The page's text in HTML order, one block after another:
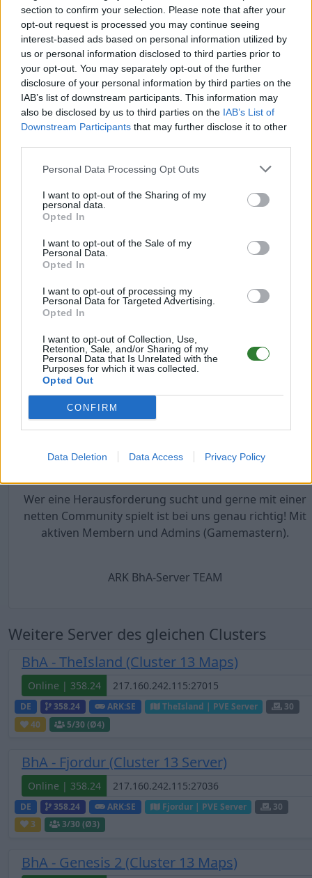
section to confirm your selection. Please note that after your
opt-out request is processed you may continue seeing
interest-based ads based on personal information utilized by
us or personal information disclosed to third parties prior to
your opt-out. You may separately opt-out of the further
disclosure of your personal information by third parties on the
IAB’s list of downstream participants. This information may
also be disclosed by us to third parties on the IAB’s List of
Downstream Participants that may further disclose it to other
Personal Data Processing Opt Outs
I want to opt-out of the Sharing of my
personal data.
Opted In
I want to opt-out of the Sale of my
Personal Data.
Opted In
I want to opt-out of processing my
Personal Data for Targeted Advertising.
Opted In
I want to opt-out of Collection, Use,
Retention, Sale, and/or Sharing of my
Personal Data that Is Unrelated with the
Purposes for which it was collected.
Opted Out
CONFIRM
Data Deletion Data Access Privacy Policy
Valguero
Genesis
Genesis2
Lost Island
Crystal Island
Fjordur
The Volvano
Website. Durch Events werden diese immer wieder
ware.de
Auch weitere Info´s findet ihr dort (Regeln, Mod´s etc.)
Oder schaut im TS vorbei, dort gibt es auch alle Infos
Hier werden keinerlei Anpassungen vorgenommen,
Ihr könnt zwischen allen Maps hin- und herreisen
ohne Einschränkungen!
Hier unsere TS3 Zugangsdaten:
Passwort: avalon
Wer eine Herausforderung sucht und gerne mit einer
netten Community spielt ist bei uns genau richtig! Mit
aktiven Membern und Admins (Gamemastern).
ARK BhA-Server TEAM
Weitere Server des gleichen Clusters
BhA - TheIsland (Cluster 13 Maps)
Online | 358.24
DE 358.24 ARK:SE TheIsland | PVE Server
30
40
5/30 (Ø4)
BhA - Fjordur (Cluster 13 Server)
Online | 358.24
DE 358.24 ARK:SE Fjordur | PVE Server
30
3
3/30 (Ø3)
BhA - Genesis 2 (Cluster 13 Maps)